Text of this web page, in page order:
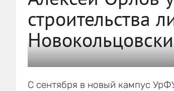
строительства
С сентября в новый кампус